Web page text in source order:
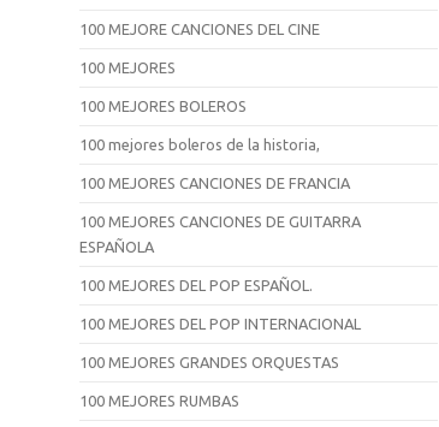
100 MEJORE CANCIONES DEL CINE
100 MEJORES
100 MEJORES BOLEROS
100 mejores boleros de la historia,
100 MEJORES CANCIONES DE FRANCIA
100 MEJORES CANCIONES DE GUITARRA
ESPAÑOLA
100 MEJORES DEL POP ESPAÑOL.
100 MEJORES DEL POP INTERNACIONAL
100 MEJORES GRANDES ORQUESTAS
100 MEJORES RUMBAS